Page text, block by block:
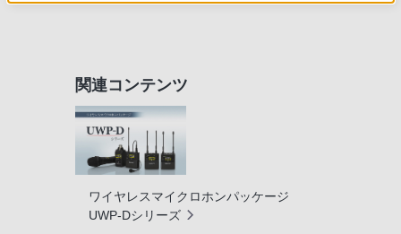
関連コンテンツ
ワイヤレスマイクロホンパッケージ
UWP-Dシリーズ